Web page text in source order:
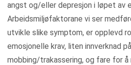
angst og/eller depresjon i løpet av
Arbeidsmiljøfaktorane vi ser
utvikle slike symptom, er opplevd
emosjonelle krav, liten innverknad
mobbing/trakassering, og fare for å